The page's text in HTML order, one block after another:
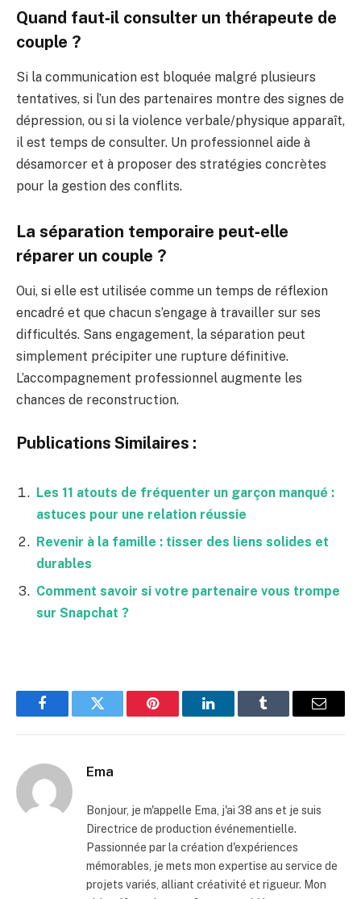
Quand faut‑il consulter un thérapeute de
couple ?
Si la communication est bloquée malgré plusieurs
tentatives, si l’un des partenaires montre des signes de
dépression, ou si la violence verbale/physique apparaît,
il est temps de consulter. Un professionnel aide à
désamorcer et à proposer des stratégies concrètes
pour la gestion des conflits.
La séparation temporaire peut‑elle
réparer un couple ?
Oui, si elle est utilisée comme un temps de réflexion
encadré et que chacun s’engage à travailler sur ses
difficultés. Sans engagement, la séparation peut
simplement précipiter une rupture définitive.
L’accompagnement professionnel augmente les
chances de reconstruction.
Publications Similaires :
Les 11 atouts de fréquenter un garçon manqué :
astuces pour une relation réussie
Revenir à la famille : tisser des liens solides et
durables
Comment savoir si votre partenaire vous trompe
sur Snapchat ?
FacebookTwitter Pinterest LinkedInTumblr Email
Ema
Bonjour, je m'appelle Ema, j'ai 38 ans et je suis
Directrice de production événementielle.
Passionnée par la création d'expériences
mémorables, je mets mon expertise au service de
projets variés, alliant créativité et rigueur. Mon